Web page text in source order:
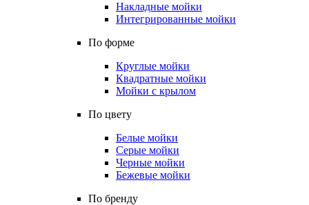
Накладные мойки
Интегрированные мойки
По форме
Круглые мойки
Квадратные мойки
Мойки с крылом
По цвету
Белые мойки
Серые мойки
Черные мойки
Бежевые мойки
По бренду